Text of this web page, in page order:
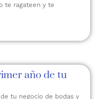
te ragateen y te
año de tu
tu negocio de bodas y